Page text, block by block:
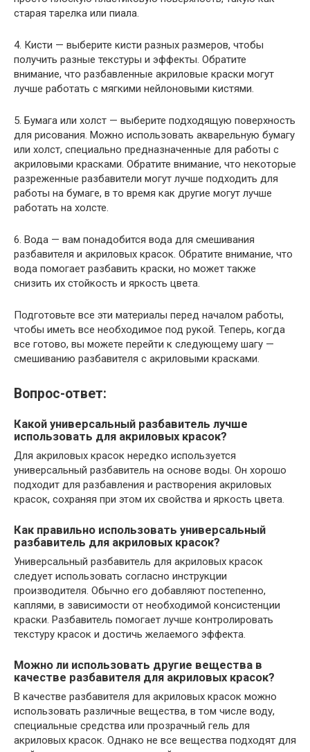
старая тарелка или пиала.
4. Кисти — выберите кисти разных размеров, чтобы
получить разные текстуры и эффекты. Обратите
внимание, что разбавленные акриловые краски могут
лучше работать с мягкими нейлоновыми кистями.
5. Бумага или холст — выберите подходящую поверхность
для рисования. Можно использовать акварельную бумагу
или холст, специально предназначенные для работы с
акриловыми красками. Обратите внимание, что некоторые
разреженные разбавители могут лучше подходить для
работы на бумаге, в то время как другие могут лучше
работать на холсте.
6. Вода — вам понадобится вода для смешивания
разбавителя и акриловых красок. Обратите внимание, что
вода помогает разбавить краски, но может также
снизить их стойкость и яркость цвета.
Подготовьте все эти материалы перед началом работы,
чтобы иметь все необходимое под рукой. Теперь, когда
все готово, вы можете перейти к следующему шагу —
смешиванию разбавителя с акриловыми красками.
Вопрос-ответ:
Какой универсальный разбавитель лучше
использовать для акриловых красок?
Для акриловых красок нередко используется
универсальный разбавитель на основе воды. Он хорошо
подходит для разбавления и растворения акриловых
красок, сохраняя при этом их свойства и яркость цвета.
Как правильно использовать универсальный
разбавитель для акриловых красок?
Универсальный разбавитель для акриловых красок
следует использовать согласно инструкции
производителя. Обычно его добавляют постепенно,
каплями, в зависимости от необходимой консистенции
краски. Разбавитель помогает лучше контролировать
текстуру красок и достичь желаемого эффекта.
Можно ли использовать другие вещества в
качестве разбавителя для акриловых красок?
В качестве разбавителя для акриловых красок можно
использовать различные вещества, в том числе воду,
специальные средства или прозрачный гель для
акриловых красок. Однако не все вещества подходят для